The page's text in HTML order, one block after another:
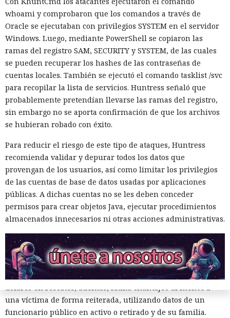
Washington. Su sentencia se dictará el 27 de octubre; la
pena máxima es de hasta 32 años de prisión.
Muka y sus cómplices utilizaron credenciales robadas para
acceder a cuentas de Snowflake y robaron información de al
menos 165 empresas. Entre las afectadas se encuentran
AT&T, Ticketmaster, Advance Auto Parts, Neiman Marcus,
Santander, LendingTree y uno de los distritos escolares más
grandes de Estados Unidos.
La magnitud de las filtraciones fue enorme: en el caso de
de 100 millones de abonados, y el hackeo a Ticketmaster
afectó a alrededor de 560 millones de usuarios.
Según la investigación, los hackeos ocurrieron entre febrero
y octubre de 2024. Los atacantes accedieron a cuentas
bancarias, información financiera, números de registro de
la Administración para el Control de Drogas, licencias de
Tras robar los datos, los hackers extorsionaban a las
empresas exigiendo dinero y amenazando con publicar lo
sustraído. El grupo obtuvo alrededor de 2,5 millones de
dólares en rescates; además, Muka chantajeó al menos a
una víctima de forma reiterada, utilizando datos de un
funcionario público en activo o retirado y de su familia.
whoami y comprobaron que los comandos a través de
Oracle se ejecutaban con privilegios SYSTEM en el servidor
Windows. Luego, mediante PowerShell se copiaron las
ramas del registro SAM, SECURITY y SYSTEM, de las cuales
se pueden recuperar los hashes de las contraseñas de
cuentas locales. También se ejecutó el comando tasklist /svc
para recopilar la lista de servicios. Huntress señaló que
probablemente pretendían llevarse las ramas del registro,
sin embargo no se aporta confirmación de que los archivos
se hubieran robado con éxito.
Para reducir el riesgo de este tipo de ataques, Huntress
recomienda validar y depurar todos los datos que
provengan de los usuarios, así como limitar los privilegios
de las cuentas de base de datos usadas por aplicaciones
públicas. A dichas cuentas no se les deben conceder
permisos para crear objetos Java, ejecutar procedimientos
almacenados innecesarios ni otras acciones administrativas.